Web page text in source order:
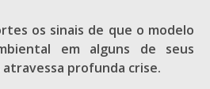
os sinais de que o modelo
em alguns de seus
profunda crise.